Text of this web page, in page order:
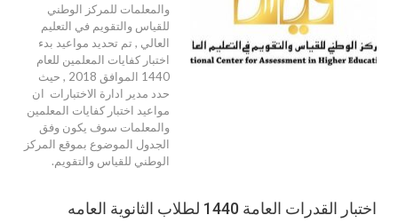
والمعلمات للمركز الوطني
للقياس والتقويم في التعليم
العالي , تم تحديد مواعيد بدء
اختبار كفايات المعلمين للعام
1440 الموافق 2018 , حيث
حدد مدير ادارة الاختبارات ان
مواعيد اختبار كفايات المعلمين
والمعلمات سوف يكون وفق
الجدول الموضوع بموقع المركز
الوطني للقياس والتقويم.
اختبار القدرات العامة 1440 لطلاب الثانوية العامه